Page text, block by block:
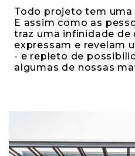
Todo projeto tem
E assim como as
traz uma infinidade de
expressam e revelam
- e repleto de
algumas de nossas